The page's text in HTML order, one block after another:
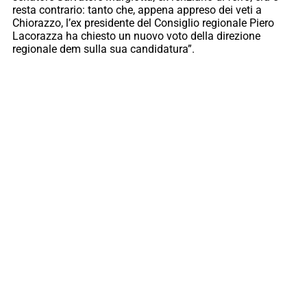
resta contrario: tanto che, appena appreso dei veti a
Chiorazzo, l’ex presidente del Consiglio regionale Piero
Lacorazza ha chiesto un nuovo voto della direzione
regionale dem sulla sua candidatura”.